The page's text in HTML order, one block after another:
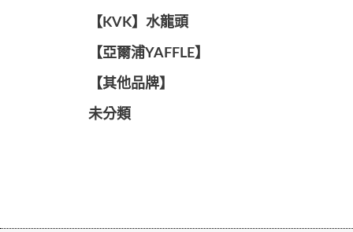
️【KVK】水龍頭️
【亞爾浦YAFFLE】
️【其他品牌】️
未分類